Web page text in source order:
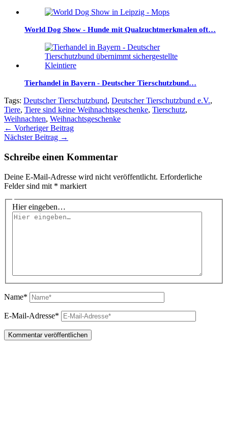
World Dog Show - Hunde mit Qualzuchtmerkmalen oft…
Tierhandel in Bayern - Deutscher Tierschutzbund…
Tags: Deutscher Tierschutzbund, Deutscher Tierschutzbund e.V.,
Tiere, Tiere sind keine Weihnachtsgeschenke, Tierschutz,
Weihnachten, Weihnachtsgeschenke
← Vorheriger Beitrag
Nächster Beitrag →
Schreibe einen Kommentar
Deine E-Mail-Adresse wird nicht veröffentlicht. Erforderliche
Felder sind mit * markiert
Hier eingeben…
Name*
E-Mail-Adresse*